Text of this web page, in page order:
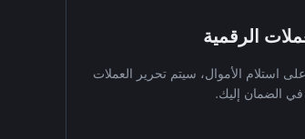
على استلام الأموال، سيتم تحرير العملات
في الضمان إليك.